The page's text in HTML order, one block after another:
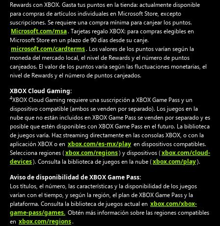
Rewards con XBOX. Gasta tus puntos en la tienda: actualmente disponible
para compras de artículos individuales en Microsoft Store, excepto
suscripciones. Se requiere una compra mínima para canjear los puntos.
Microsoft.com/msa. Tarjetas regalo XBOX: para compras elegibles en
Microsoft Store en un plazo de 90 días desde su canje.
microsoft.com/cardterms. Los valores de los puntos varían según la
moneda del mercado local, el nivel de Rewards y el número de puntos
canjeados. El valor de los puntos varía según las fluctuaciones monetarias, el
nivel de Rewards y el número de puntos canjeados.
XBOX Cloud Gaming:
4XBOX Cloud Gaming requiere una suscripción a XBOX Game Pass y un
dispositivo compatible (ambos se venden por separado). Los juegos en la
nube que no están incluidos en XBOX Game Pass se venden por separado y es
posible que estén disponibles con XBOX Game Pass en el futuro. La biblioteca
de juegos varía. Haz streaming directamente en las consolas XBOX, o con la
aplicación XBOX o en xbox.com/es-mx/play en dispositivos compatibles.
Selecciona regiones (xbox.com/regions) y dispositivos (xbox.com/cloud-
devices). Consulta la biblioteca de juegos en la nube (xbox.com/play).
Aviso de disponibilidad de XBOX Game Pass:
Los títulos, el número, las características y la disponibilidad de los juegos
varían con el tiempo, y según la región, el plan de XBOX Game Pass y la
plataforma. Consulta la biblioteca de juegos actual en xbox.com/xbox-
game-pass/games. Obtén más información sobre las regiones compatibles
en xbox.com/regions.